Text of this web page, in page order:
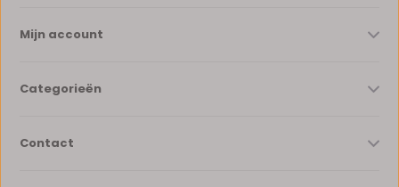
Mijn account
Categorieën
Contact